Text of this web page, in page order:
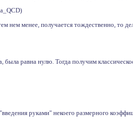
нем менее, получается тождественно, то
равна нулю. Тогда получим
руками" некоего размерного